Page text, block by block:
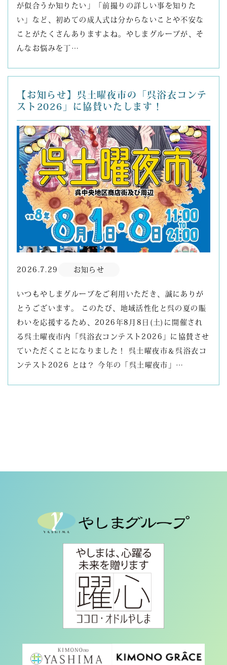
が似合うか知りたい」「前撮りの詳しい事を知りた
い」など、初めての成人式は分からないことや不安な
ことがたくさんありますよね。やしまグループが、そ
んなお悩みを丁…
【お知らせ】呉土曜夜市の「呉浴衣コンテ
スト2026」に協賛いたします！
2026.7.29 お知らせ
いつもやしまグループをご利用いただき、誠にありが
とうございます。 このたび、地域活性化と呉の夏の賑
わいを応援するため、2026年8月8日(土)に開催され
る呉土曜夜市内「呉浴衣コンテスト2026」に協賛させ
ていただくことになりました！ 呉土曜夜市＆呉浴衣コ
ンテスト2026 とは？ 今年の「呉土曜夜市」…